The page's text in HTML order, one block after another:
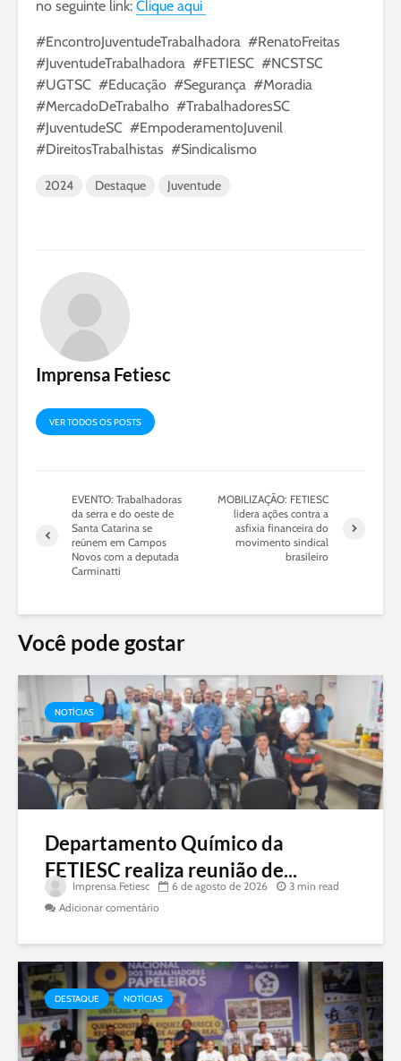
no seguinte link: Clique aqui
#EncontroJuventudeTrabalhadora #RenatoFreitas
#JuventudeTrabalhadora #FETIESC #NCSTSC
#UGTSC #Educação #Segurança #Moradia
#MercadoDeTrabalho #TrabalhadoresSC
#JuventudeSC #EmpoderamentoJuvenil
#DireitosTrabalhistas #Sindicalismo
2024 Destaque Juventude
Imprensa Fetiesc
VER TODOS OS POSTS
EVENTO: Trabalhadoras
da serra e do oeste de
Santa Catarina se
reúnem em Campos
Novos com a deputada
Carminatti
MOBILIZAÇÃO: FETIESC
lidera ações contra a
asfixia financeira do
movimento sindical
brasileiro
Você pode gostar
NOTÍCIAS
Departamento Químico da
FETIESC realiza reunião de...
Imprensa Fetiesc 6 de agosto de 2026
3 min read
Adicionar comentário
DESTAQUE NOTÍCIAS